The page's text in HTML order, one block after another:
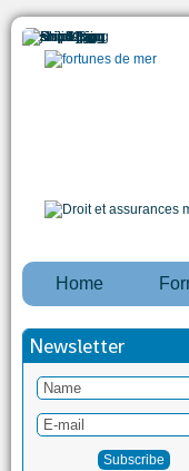
Home
Newsletter